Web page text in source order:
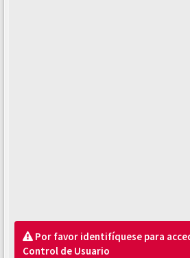
Por favor identifíquese para
Control de Usuario